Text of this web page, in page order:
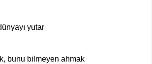
yutar
bunu bilmeyen ahmak